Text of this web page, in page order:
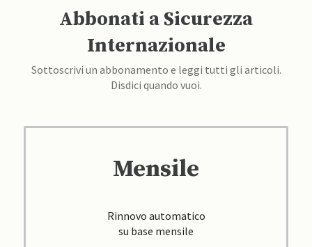
Abbonati a Sicurezza
Internazionale
Sottoscrivi un abbonamento e leggi tutti gli articoli.
Disdici quando vuoi.
Mensile
Rinnovo automatico
su base mensile